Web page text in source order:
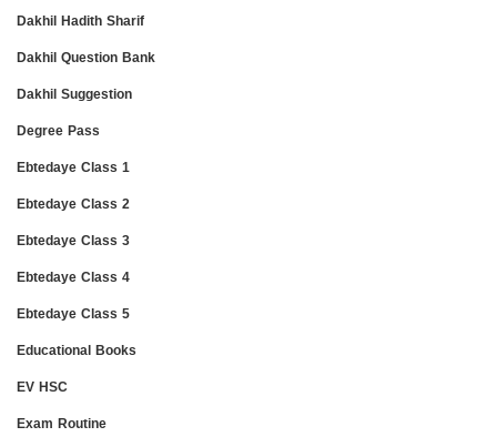
Dakhil Hadith Sharif
Dakhil Question Bank
Dakhil Suggestion
Degree Pass
Ebtedaye Class 1
Ebtedaye Class 2
Ebtedaye Class 3
Ebtedaye Class 4
Ebtedaye Class 5
Educational Books
EV HSC
Exam Routine